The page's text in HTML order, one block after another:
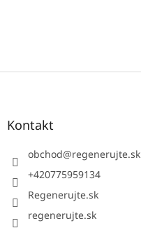
Z
Kontakt
obchod@regenerujte.sk
+420775959134
Regenerujte.sk
regenerujte.sk